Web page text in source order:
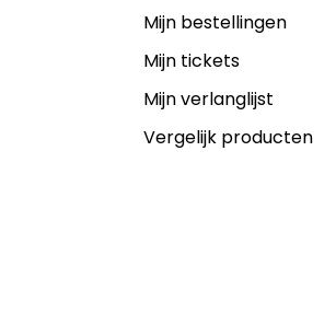
Mijn bestellingen
Mijn tickets
Mijn verlanglijst
Vergelijk producten